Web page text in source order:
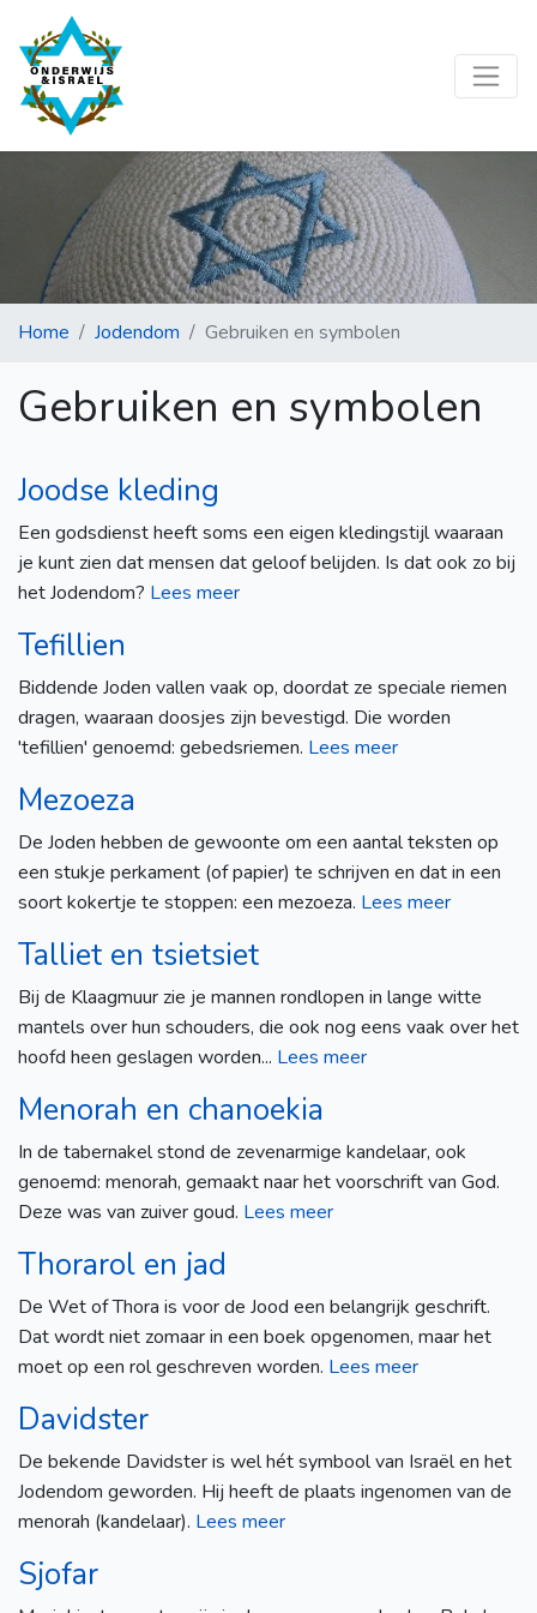
Home Jodendom Gebruiken en symbolen
Gebruiken en symbolen
Joodse kleding
Een godsdienst heeft soms een eigen kledingstijl waaraan
je kunt zien dat mensen dat geloof belijden. Is dat ook zo bij
het Jodendom? Lees meer
Tefillien
Biddende Joden vallen vaak op, doordat ze speciale riemen
dragen, waaraan doosjes zijn bevestigd. Die worden
'tefillien' genoemd: gebedsriemen. Lees meer
Mezoeza
De Joden hebben de gewoonte om een aantal teksten op
een stukje perkament (of papier) te schrijven en dat in een
soort kokertje te stoppen: een mezoeza. Lees meer
Talliet en tsietsiet
Bij de Klaagmuur zie je mannen rondlopen in lange witte
mantels over hun schouders, die ook nog eens vaak over het
hoofd heen geslagen worden... Lees meer
Menorah en chanoekia
In de tabernakel stond de zevenarmige kandelaar, ook
genoemd: menorah, gemaakt naar het voorschrift van God.
Deze was van zuiver goud. Lees meer
Thorarol en jad
De Wet of Thora is voor de Jood een belangrijk geschrift.
Dat wordt niet zomaar in een boek opgenomen, maar het
moet op een rol geschreven worden. Lees meer
Davidster
De bekende Davidster is wel hét symbool van Israël en het
Jodendom geworden. Hij heeft de plaats ingenomen van de
menorah (kandelaar). Lees meer
Sjofar